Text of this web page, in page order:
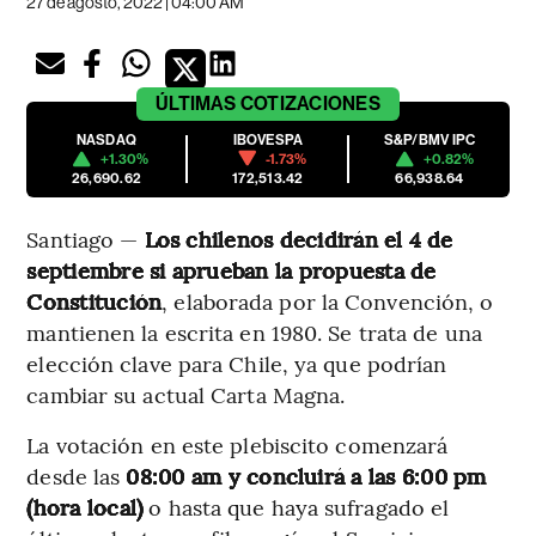
ÚLTIMAS COTIZACIONES
NASDAQ
+1.30%
26,690.62
IBOVESPA
-1.73%
172,513.42
S&P/BMV IPC
+0.82%
66,938.64
Santiago — Los chilenos decidirán el 4 de
septiembre si aprueban la propuesta de
Constitución, elaborada por la Convención, o
mantienen la escrita en 1980. Se trata de una
elección clave para Chile, ya que podrían
cambiar su actual Carta Magna.
La votación en este plebiscito comenzará
desde las 08:00 am y concluirá a las 6:00 pm
(hora local)o hasta que haya sufragado el